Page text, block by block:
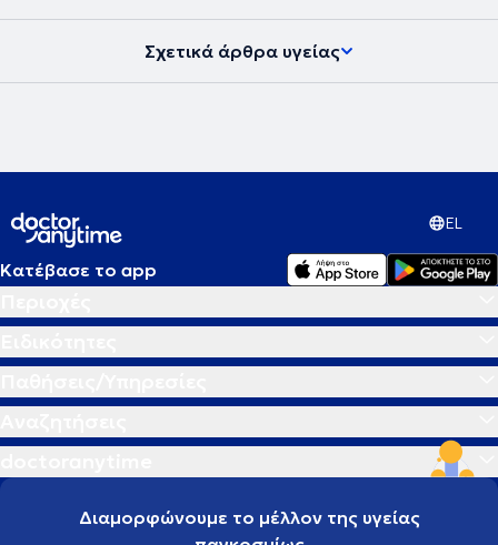
Σχετικά άρθρα υγείας
EL
Κατέβασε το app
Διαμορφώνουμε το μέλλον της υγείας